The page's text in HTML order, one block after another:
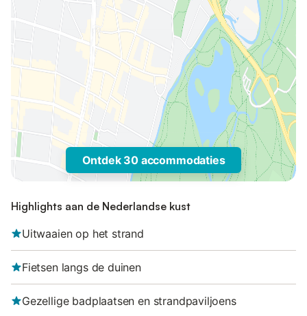
Ontdek 30 accommodaties
Highlights aan de Nederlandse kust
Uitwaaien op het strand
Fietsen langs de duinen
Gezellige badplaatsen en strandpaviljoens